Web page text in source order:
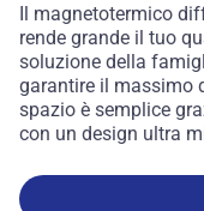
Il magnetotermico
rende grande il tuo
soluzione della
garantire il massimo
spazio è semplice
con un design ultra